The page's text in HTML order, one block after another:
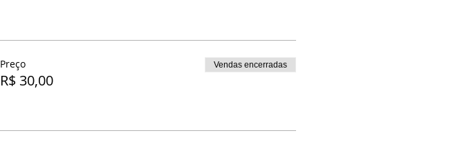
Preço
R$ 30,00
Vendas encerradas